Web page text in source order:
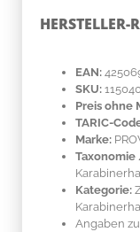
HERSTELLER-
EAN:
SKU:
Preis ohne
TARIC-
Marke:
Kategorie:
Angaben